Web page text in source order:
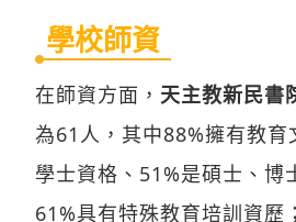
學校師資
在師資方面， 天主教新民書
為61人，其中88%擁有教育
學士資格、51%是碩士、博
61%具有特殊教育培訓資歷